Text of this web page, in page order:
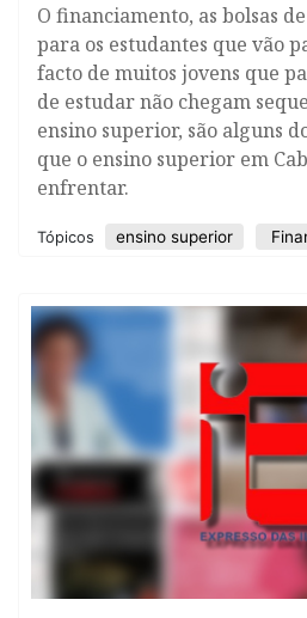
O financiamento, as bolsas
para os estudantes que vão
facto de muitos jovens que
de estudar não chegam
ensino superior, são alguns
que o ensino superior em
enfrentar.
Tópicos ensino superior